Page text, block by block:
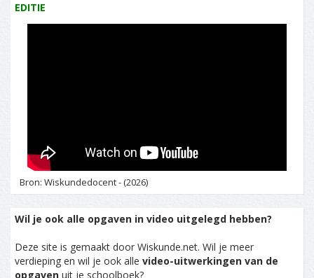
EDITIE
Bron: Wiskundedocent - (2026)
Wil je ook alle opgaven in video uitgelegd hebben?
Deze site is gemaakt door Wiskunde.net. Wil je meer
verdieping en wil je ook alle video-uitwerkingen van de
opgaven uit je schoolboek?